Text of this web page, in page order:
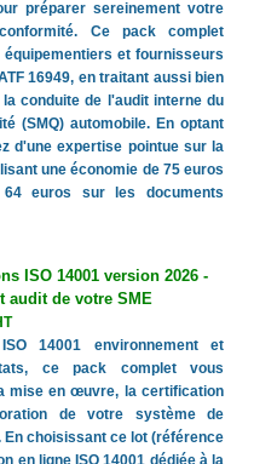
préparer sereinement votre
Ce pack complet
et fournisseurs
16949, en traitant aussi bien
conduite de l'audit interne du
(SMQ) automobile. En optant
d'une expertise pointue sur la
une économie de 75 euros
euros sur les documents
ISO 14001 version 2026 -
audit de votre SME
14001 environnement et
ce pack complet vous
mise en œuvre, la certification
de votre système de
En choisissant ce lot (référence
en ligne ISO 14001 dédiée à la